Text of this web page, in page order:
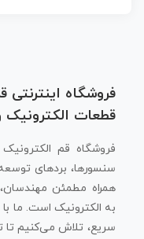
فروشگاه
قطعات الکترونیک
فروشگاه قم الکترونیک
سنسورها، بردهای
همراه مطمئن مهندسان،
به الکترونیک است. ما
سریع، تلاش می‌کنیم تا